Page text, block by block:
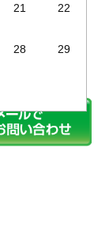
21 22
28 29